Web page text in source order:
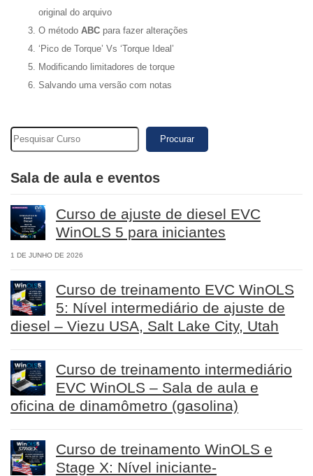
original do arquivo
O método ABC para fazer alterações
‘Pico de Torque’ Vs ‘Torque Ideal’
Modificando limitadores de torque
Salvando uma versão com notas
Procurar
Sala de aula e eventos
Curso de ajuste de diesel EVC
WinOLS 5 para iniciantes
1 DE JUNHO DE 2026
Curso de treinamento EVC WinOLS
5: Nível intermediário de ajuste de
diesel – Viezu USA, Salt Lake City, Utah
Curso de treinamento intermediário
EVC WinOLS – Sala de aula e
oficina de dinamômetro (gasolina)
Curso de treinamento WinOLS e
Stage X: Nível iniciante-